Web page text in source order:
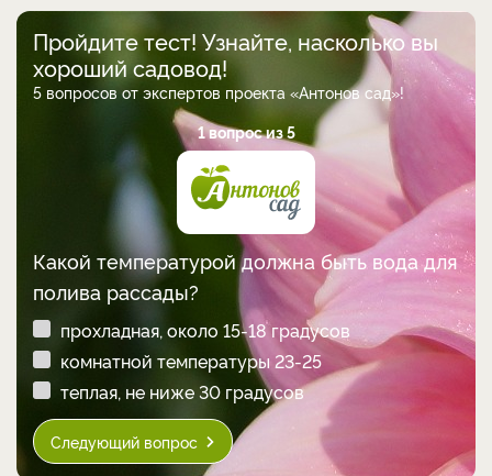
Пройдите тест! Узнайте, насколько вы
хороший садовод!
5 вопросов от экспертов проекта «Антонов сад»!
1 вопрос из 5
Какой температурой должна быть вода для
полива рассады?
прохладная, около 15-18 градусов
комнатной температуры 23-25
теплая, не ниже 30 градусов
Следующий вопрос